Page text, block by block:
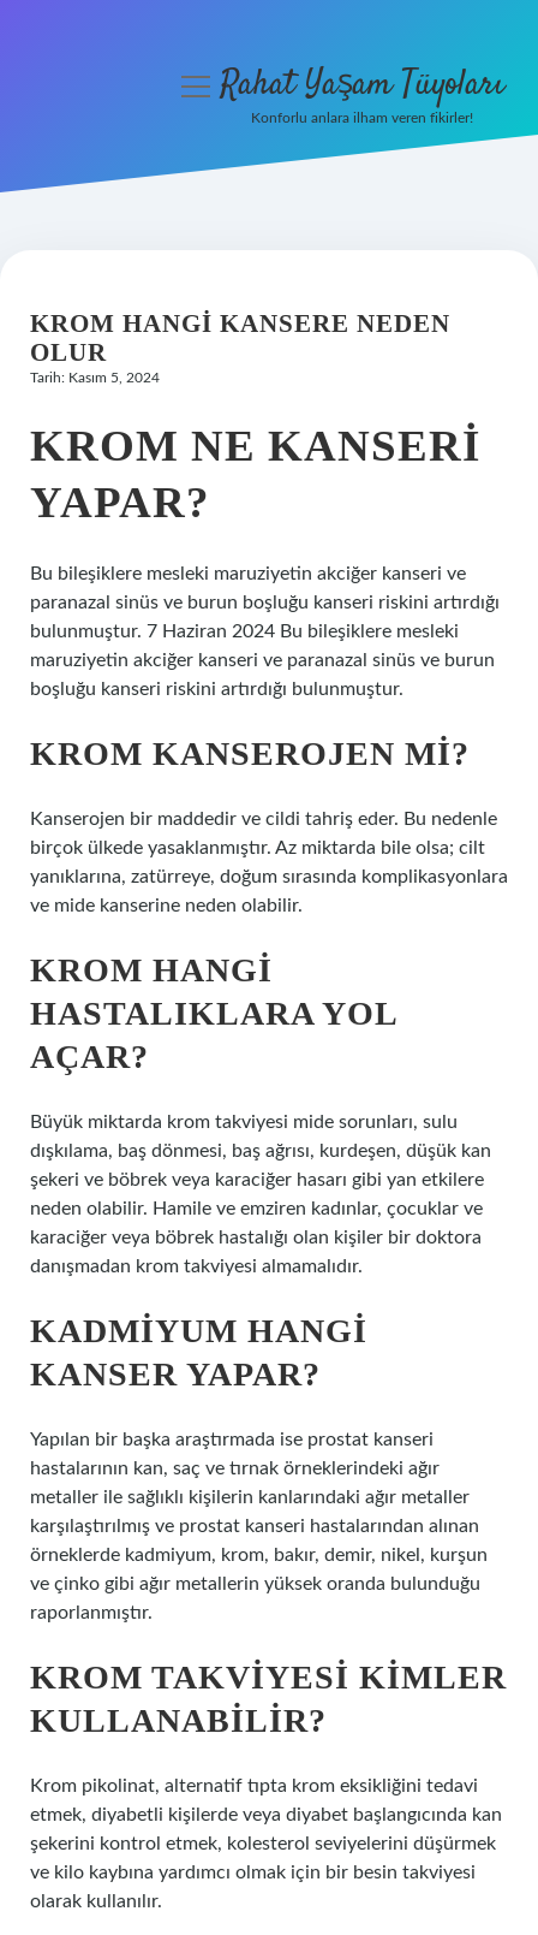
Hakkımızda
menüyüRahat Yaşam Tüyoları
Konforlu anlara ilham veren fikirler!
KROM HANGI KANSERE NEDEN
OLUR
Tarih: Kasım 5, 2024
KROM NE KANSERI
YAPAR?
Bu bileşiklere mesleki maruziyetin akciğer kanseri ve
paranazal sinüs ve burun boşluğu kanseri riskini artırdığı
bulunmuştur. 7 Haziran 2024 Bu bileşiklere mesleki
maruziyetin akciğer kanseri ve paranazal sinüs ve burun
boşluğu kanseri riskini artırdığı bulunmuştur.
KROM KANSEROJEN MI?
Kanserojen bir maddedir ve cildi tahriş eder. Bu nedenle
birçok ülkede yasaklanmıştır. Az miktarda bile olsa; cilt
yanıklarına, zatürreye, doğum sırasında komplikasyonlara
ve mide kanserine neden olabilir.
KROM HANGI
HASTALIKLARA YOL
AÇAR?
Büyük miktarda krom takviyesi mide sorunları, sulu
dışkılama, baş dönmesi, baş ağrısı, kurdeşen, düşük kan
şekeri ve böbrek veya karaciğer hasarı gibi yan etkilere
neden olabilir. Hamile ve emziren kadınlar, çocuklar ve
karaciğer veya böbrek hastalığı olan kişiler bir doktora
danışmadan krom takviyesi almamalıdır.
KADMIYUM HANGI
KANSER YAPAR?
Yapılan bir başka araştırmada ise prostat kanseri
hastalarının kan, saç ve tırnak örneklerindeki ağır
metaller ile sağlıklı kişilerin kanlarındaki ağır metaller
karşılaştırılmış ve prostat kanseri hastalarından alınan
örneklerde kadmiyum, krom, bakır, demir, nikel, kurşun
ve çinko gibi ağır metallerin yüksek oranda bulunduğu
raporlanmıştır.
KROM TAKVIYESI KIMLER
KULLANABILIR?
Krom pikolinat, alternatif tıpta krom eksikliğini tedavi
etmek, diyabetli kişilerde veya diyabet başlangıcında kan
şekerini kontrol etmek, kolesterol seviyelerini düşürmek
ve kilo kaybına yardımcı olmak için bir besin takviyesi
olarak kullanılır.